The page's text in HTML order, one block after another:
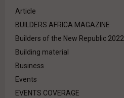
Article
BUILDERS AFRICA MAGAZINE
Builders of the New Republic 2022
Building material
Business
Events
EVENTS COVERAGE